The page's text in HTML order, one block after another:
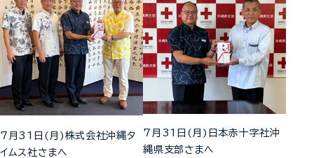
7月31日(月)株式会社沖縄タ
イムス社さまへ
7月31日(月)日本赤十字社沖
縄県支部さまへ